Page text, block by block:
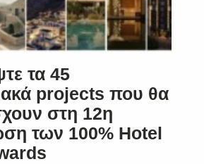
τα 45
projects που θα
στη 12η
των 100% Hotel